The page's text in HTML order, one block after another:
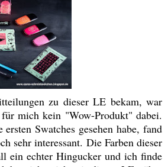
zu dieser LE bekam, war
mich kein "Wow-Produkt" dabei.
Swatches gesehen habe, fand
sehr interessant. Die Farben dieser
ein echter Hingucker und ich finde